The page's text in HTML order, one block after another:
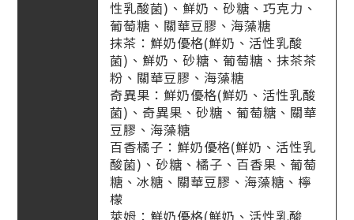
性乳酸菌)、鮮奶、砂糖、巧克力、
葡萄糖、關華豆膠、海藻糖
抹茶：鮮奶優格(鮮奶、活性乳酸
菌)、鮮奶、砂糖、葡萄糖、抹茶茶
粉、關華豆膠、海藻糖
奇異果：鮮奶優格(鮮奶、活性乳酸
菌)、奇異果、砂糖、葡萄糖、關華
豆膠、海藻糖
百香橘子：鮮奶優格(鮮奶、活性乳
酸菌)、砂糖、橘子、百香果、葡萄
糖、冰糖、關華豆膠、海藻糖、檸
檬